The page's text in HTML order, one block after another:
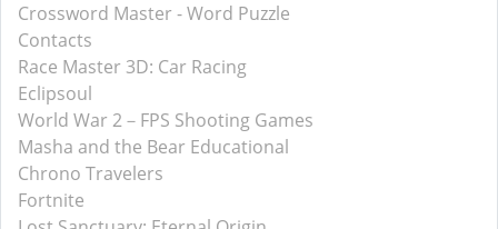
Crossword Master - Word Puzzle
Contacts
Race Master 3D: Car Racing
Eclipsoul
World War 2－FPS Shooting Games
Masha and the Bear Educational
Chrono Travelers
Fortnite